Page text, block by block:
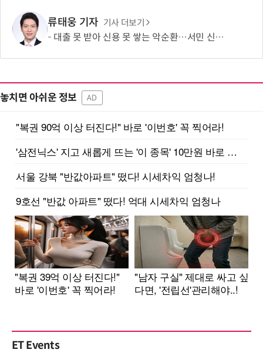
류태웅 기자 기사 더보기
대출 못 받아 신용 못 쌓는 악순환…서민 신용평가 사각지대 메운다
놓치면 아쉬운 정보 AD
ET Events